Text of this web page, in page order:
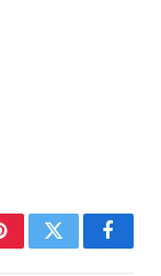
فيسبوكتويتر